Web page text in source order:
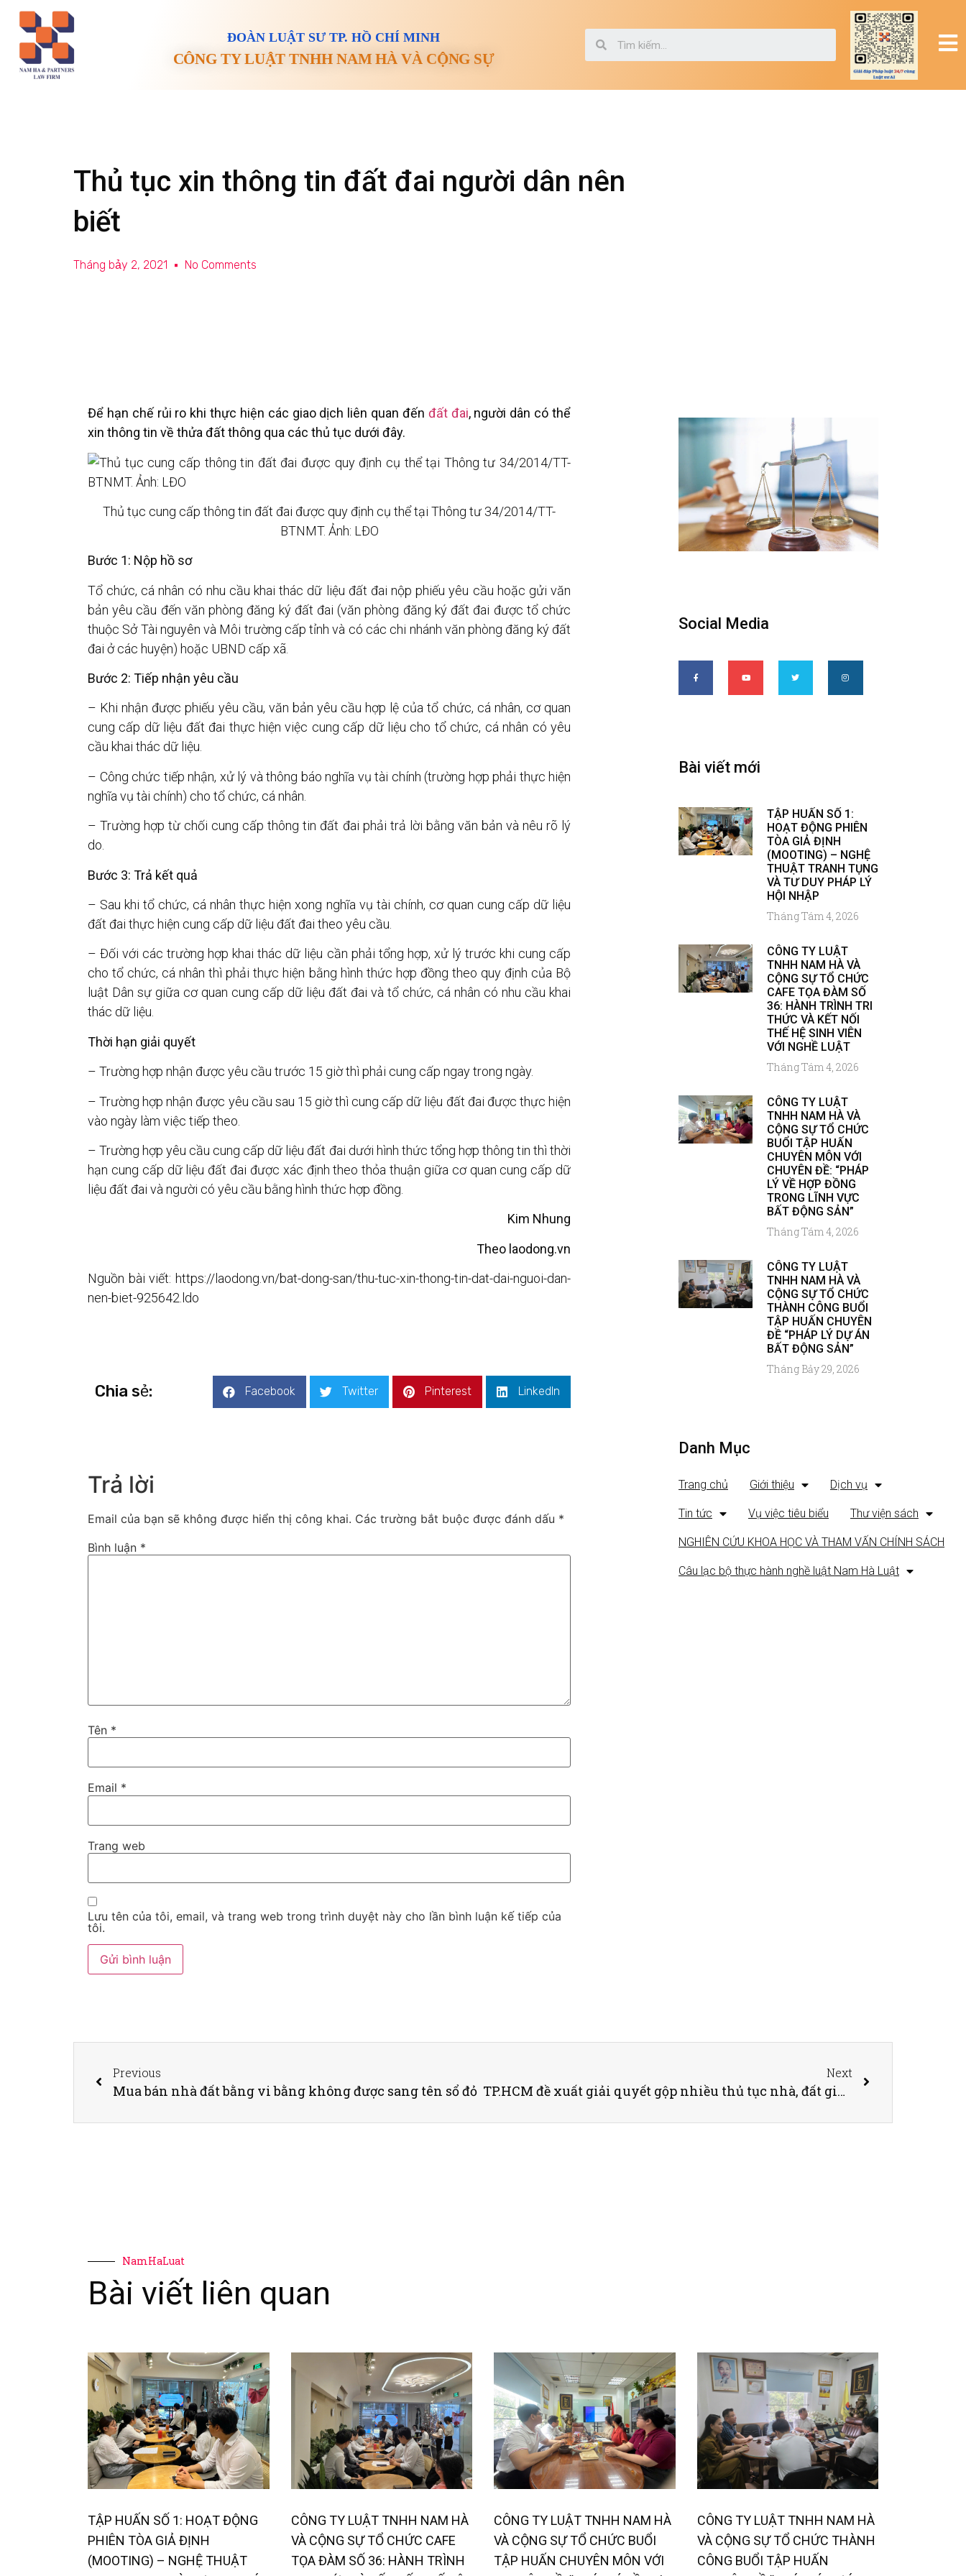
ĐOÀN LUẬT SƯ TP. HỒ CHÍ MINH
CÔNG TY LUẬT TNHH NAM HÀ VÀ CỘNG SỰ
Thủ tục xin thông tin đất đai người dân nên
biết
Tháng bảy 2, 2021 No Comments
Để hạn chế rủi ro khi thực hiện các giao dịch liên quan đến đất đai, người dân có thể
xin thông tin về thửa đất thông qua các thủ tục dưới đây.
Thủ tục cung cấp thông tin đất đai được quy định cụ thể tại Thông tư 34/2014/TT-
BTNMT. Ảnh: LĐO
Bước 1: Nộp hồ sơ
Tổ chức, cá nhân có nhu cầu khai thác dữ liệu đất đai nộp phiếu yêu cầu hoặc gửi văn
bản yêu cầu đến văn phòng đăng ký đất đai (văn phòng đăng ký đất đai được tổ chức
thuộc Sở Tài nguyên và Môi trường cấp tỉnh và có các chi nhánh văn phòng đăng ký đất
đai ở các huyện) hoặc UBND cấp xã.
Bước 2: Tiếp nhận yêu cầu
– Khi nhận được phiếu yêu cầu, văn bản yêu cầu hợp lệ của tổ chức, cá nhân, cơ quan
cung cấp dữ liệu đất đai thực hiện việc cung cấp dữ liệu cho tổ chức, cá nhân có yêu
cầu khai thác dữ liệu.
– Công chức tiếp nhận, xử lý và thông báo nghĩa vụ tài chính (trường hợp phải thực hiện
nghĩa vụ tài chính) cho tổ chức, cá nhân.
– Trường hợp từ chối cung cấp thông tin đất đai phải trả lời bằng văn bản và nêu rõ lý
do.
Bước 3: Trả kết quả
– Sau khi tổ chức, cá nhân thực hiện xong nghĩa vụ tài chính, cơ quan cung cấp dữ liệu
đất đai thực hiện cung cấp dữ liệu đất đai theo yêu cầu.
– Đối với các trường hợp khai thác dữ liệu cần phải tổng hợp, xử lý trước khi cung cấp
cho tổ chức, cá nhân thì phải thực hiện bằng hình thức hợp đồng theo quy định của Bộ
luật Dân sự giữa cơ quan cung cấp dữ liệu đất đai và tổ chức, cá nhân có nhu cầu khai
thác dữ liệu.
Thời hạn giải quyết
– Trường hợp nhận được yêu cầu trước 15 giờ thì phải cung cấp ngay trong ngày.
– Trường hợp nhận được yêu cầu sau 15 giờ thì cung cấp dữ liệu đất đai được thực hiện
vào ngày làm việc tiếp theo.
– Trường hợp yêu cầu cung cấp dữ liệu đất đai dưới hình thức tổng hợp thông tin thì thời
hạn cung cấp dữ liệu đất đai được xác định theo thỏa thuận giữa cơ quan cung cấp dữ
liệu đất đai và người có yêu cầu bằng hình thức hợp đồng.
Kim Nhung
Theo laodong.vn
Nguồn bài viết: https://laodong.vn/bat-dong-san/thu-tuc-xin-thong-tin-dat-dai-nguoi-dan-
nen-biet-925642.ldo
Chia sẻ: Facebook Twitter Pinterest LinkedIn
Trả lời
Email của bạn sẽ không được hiển thị công khai. Các trường bắt buộc được đánh dấu *
Bình luận *
Tên *
Email *
Trang web
Lưu tên của tôi, email, và trang web trong trình duyệt này cho lần bình luận kế tiếp của
tôi.
Social Media
Bài viết mới
TẬP HUẤN SỐ 1:
HOẠT ĐỘNG PHIÊN
TÒA GIẢ ĐỊNH
(MOOTING) – NGHỆ
THUẬT TRANH TỤNG
VÀ TƯ DUY PHÁP LÝ
HỘI NHẬP
Tháng Tám 4, 2026
CÔNG TY LUẬT
TNHH NAM HÀ VÀ
CỘNG SỰ TỔ CHỨC
CAFE TỌA ĐÀM SỐ
36: HÀNH TRÌNH TRI
THỨC VÀ KẾT NỐI
THẾ HỆ SINH VIÊN
VỚI NGHỀ LUẬT
Tháng Tám 4, 2026
CÔNG TY LUẬT
TNHH NAM HÀ VÀ
CỘNG SỰ TỔ CHỨC
BUỔI TẬP HUẤN
CHUYÊN MÔN VỚI
CHUYÊN ĐỀ: “PHÁP
LÝ VỀ HỢP ĐỒNG
TRONG LĨNH VỰC
BẤT ĐỘNG SẢN”
Tháng Tám 4, 2026
CÔNG TY LUẬT
TNHH NAM HÀ VÀ
CỘNG SỰ TỔ CHỨC
THÀNH CÔNG BUỔI
TẬP HUẤN CHUYÊN
ĐỀ “PHÁP LÝ DỰ ÁN
BẤT ĐỘNG SẢN”
Tháng Bảy 29, 2026
Danh Mục
Trang chủ Giới thiệu Dịch vụ
Tin tức Vụ việc tiêu biểu Thư viện sách
NGHIÊN CỨU KHOA HỌC VÀ THAM VẤN CHÍNH SÁCH
Câu lạc bộ thực hành nghề luật Nam Hà Luật
Previous
Mua bán nhà đất bằng vi bằng không được sang tên sổ đỏ
Next
TP.HCM đề xuất giải quyết gộp nhiều thủ tục nhà, đất giúp rút ngắn thời gian cho người dân
NamHaLuat
Bài viết liên quan
TẬP HUẤN SỐ 1: HOẠT ĐỘNG
PHIÊN TÒA GIẢ ĐỊNH
(MOOTING) – NGHỆ THUẬT
CÔNG TY LUẬT TNHH NAM HÀ
VÀ CỘNG SỰ TỔ CHỨC CAFE
TỌA ĐÀM SỐ 36: HÀNH TRÌNH
CÔNG TY LUẬT TNHH NAM HÀ
VÀ CỘNG SỰ TỔ CHỨC BUỔI
TẬP HUẤN CHUYÊN MÔN VỚI
CÔNG TY LUẬT TNHH NAM HÀ
VÀ CỘNG SỰ TỔ CHỨC THÀNH
CÔNG BUỔI TẬP HUẤN